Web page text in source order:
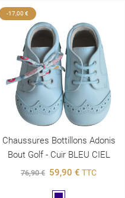
-17,00 €
Chaussures Bottillons Adonis
Bout Golf - Cuir BLEU CIEL
76,90 € 59,90 € TTC